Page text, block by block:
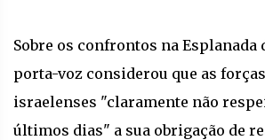
Sobre os confrontos na Esplanada
porta-voz considerou que as
israelenses "claramente não
últimos dias" a sua obrigação de